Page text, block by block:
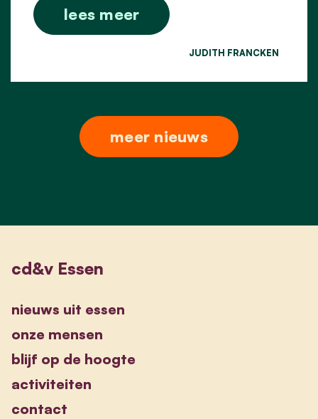
lees meer
JUDITH FRANCKEN
meer nieuws
cd&v Essen
nieuws uit essen
onze mensen
blijf op de hoogte
activiteiten
contact